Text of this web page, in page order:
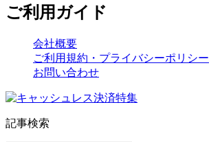
ご利用ガイド
会社概要
ご利用規約・プライバシーポリシー
お問い合わせ
記事検索